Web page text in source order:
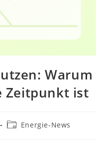
Warum
Zeitpunkt ist
Beitrags-
Energie-News